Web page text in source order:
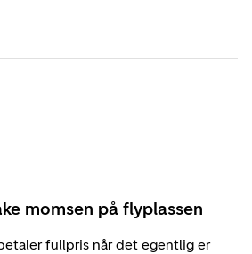
momsen på flyplassen
fullpris når det egentlig er